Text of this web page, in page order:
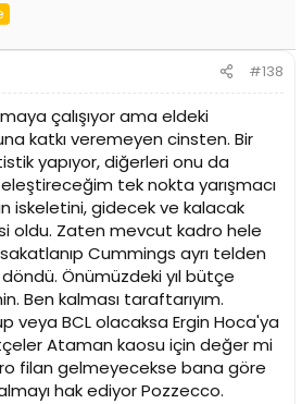
#138
çalışıyor ama eldeki
katkı veremeyen cinsten. Bir
yapıyor, diğerleri onu da
tek nokta yarışmacı
iskeletini, gidecek ve kalacak
oldu. Zaten mevcut kadro hele
Cummings ayrı telden
Önümüzdeki yıl bütçe
Ben kalması taraftarıyım.
veya BCL olacaksa Ergin Hoca'ya
Ataman kaosu için değer mi
filan gelmeyecekse bana göre
hak ediyor Pozzecco.